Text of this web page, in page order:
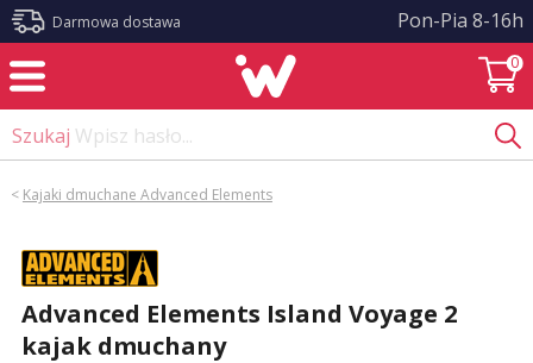
Darmowa dostawa Pon-Pia 8-16h
0
Szukaj Wpisz hasło...
< Kajaki dmuchane Advanced Elements
Advanced Elements Island Voyage 2
kajak dmuchany
?>